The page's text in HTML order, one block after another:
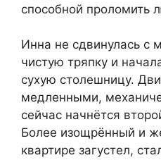
способной проломить
Инна не сдвинулась с
чистую тряпку и
сухую столешницу.
медленными,
сейчас начнётся
Более изощрённый и
квартире загустел,